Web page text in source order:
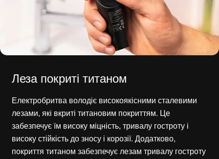
Леза покриті титаном
Електробритва володіє високоякісними сталевими
лезами, які вкриті титановим покриттям. Це
забезпечує їм високу міцність, тривалу гостроту і
високу стійкість до зносу і корозії. Додатково,
покриття титаном забезпечує лезам тривалу гостроту